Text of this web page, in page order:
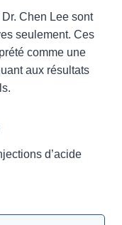
Chen Lee sont
seulement. Ces
comme une
aux résultats
d’acide